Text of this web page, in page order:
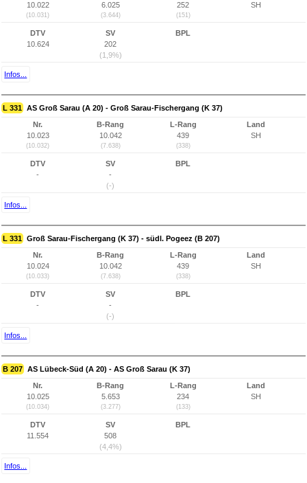
10.022
(10.031)
6.025
(3.644)
252
(151)
SH
DTV
10.624
SV
202
(1,9%)
BPL
Infos...
L 331 AS Groß Sarau (A 20) - Groß Sarau-Fischergang (K 37)
Nr.
10.023
(10.032)
B-Rang
10.042
(7.638)
L-Rang
439
(338)
Land
SH
DTV
-
SV
-
(-)
BPL
Infos...
L 331 Groß Sarau-Fischergang (K 37) - südl. Pogeez (B 207)
Nr.
10.024
(10.033)
B-Rang
10.042
(7.638)
L-Rang
439
(338)
Land
SH
DTV
-
SV
-
(-)
BPL
Infos...
B 207 AS Lübeck-Süd (A 20) - AS Groß Sarau (K 37)
Nr.
10.025
(10.034)
B-Rang
5.653
(3.277)
L-Rang
234
(133)
Land
SH
DTV
11.554
SV
508
(4,4%)
BPL
Infos...